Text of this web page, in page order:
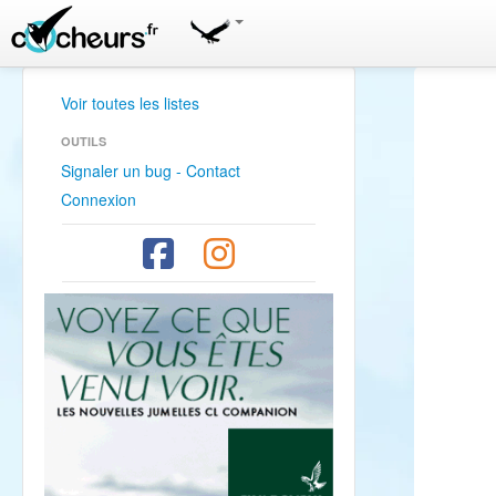
Voir toutes les listes
OUTILS
Signaler un bug - Contact
Connexion